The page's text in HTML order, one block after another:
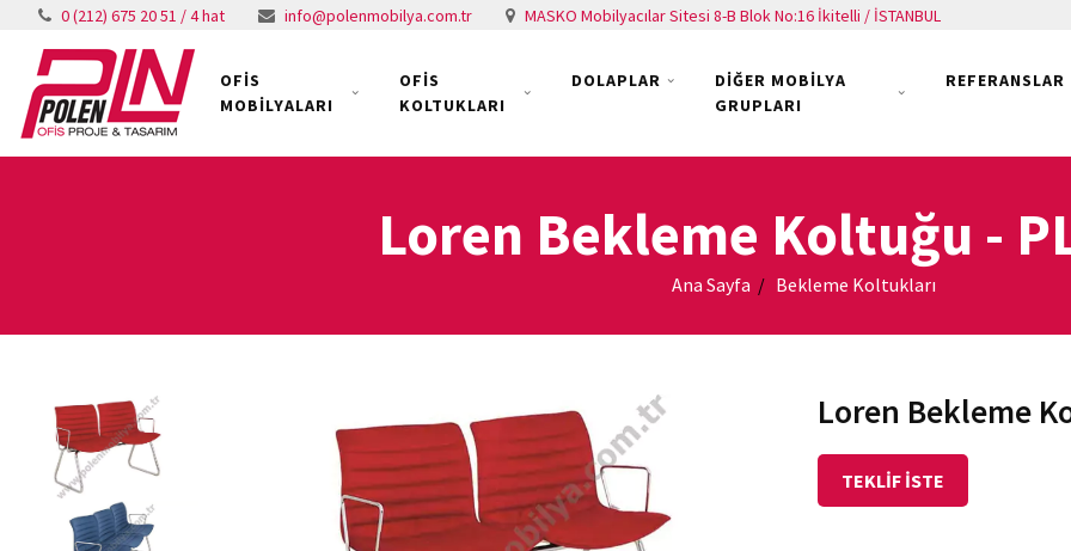
0 (212) 675 20 51 / 4 hat info@polenmobilya.com.tr MASKO Mobilyacılar Sitesi 8-B Blok No:16 İkitelli / İSTANBUL
OFİS
MOBİLYALARI
OFİS
KOLTUKLARI
DOLAPLAR
DİĞER MOBİLYA
GRUPLARI
REFERANSLAR
Loren Bekleme Koltuğu -
Ana Sayfa Bekleme Koltukları
Loren Bekleme
TEKLİF İSTE